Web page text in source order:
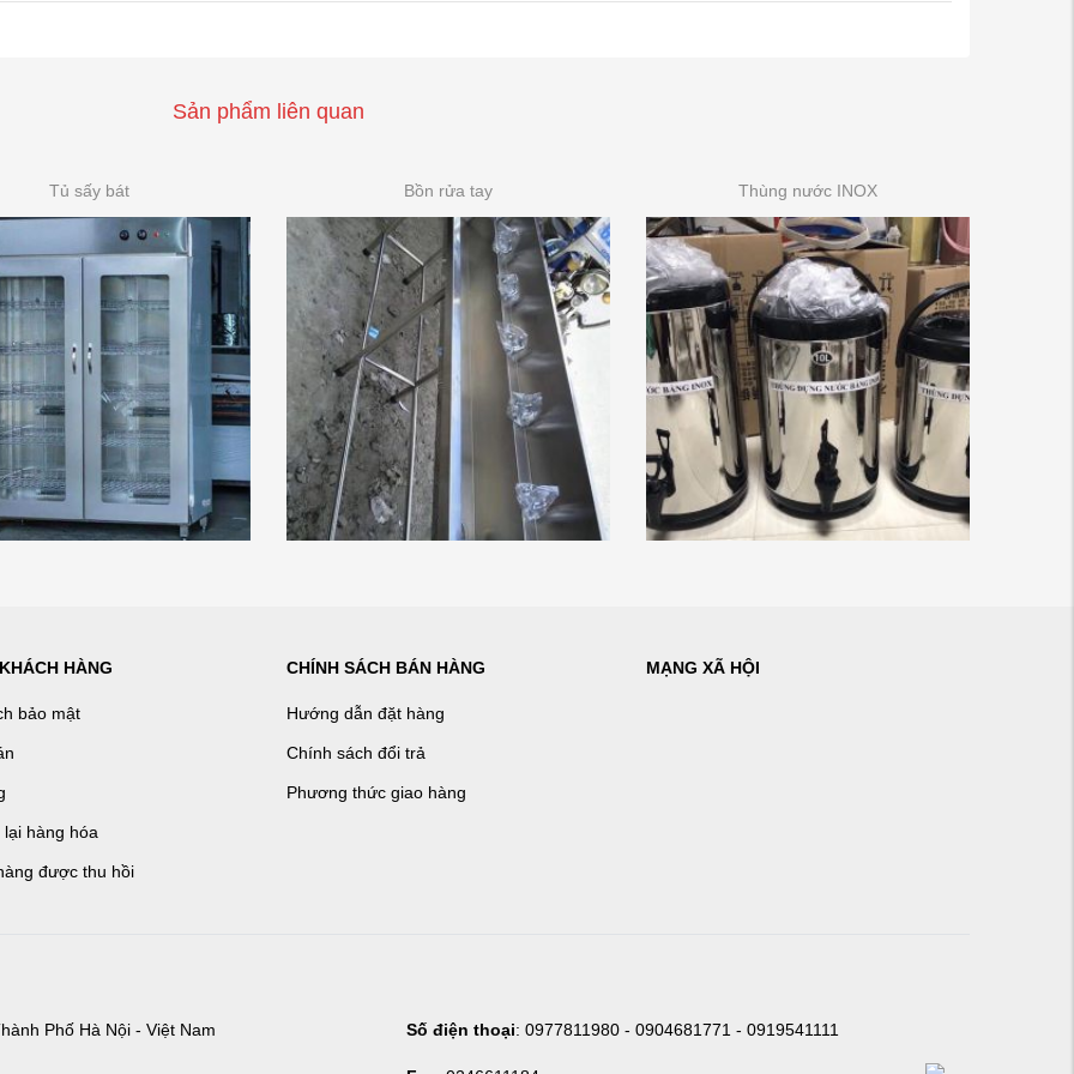
Sản phẩm liên quan
Tủ sấy bát Bồn rửa tay Thùng nước INOX
HÀNG
bảo mật
hàng hóa
được thu hồi
CHÍNH SÁCH BÁN HÀNG
Hướng dẫn đặt hàng
Chính sách đổi trả
Phương thức giao hàng
MẠNG XÃ HỘI
Phố Hà Nội - Việt Nam Số điện thoại: 0977811980 - 0904681771 - 0919541111